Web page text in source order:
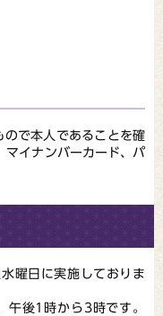
ので本人であることを確
マイナンバーカード、パ
曜日に実施しておりま
午後1時から3時です。